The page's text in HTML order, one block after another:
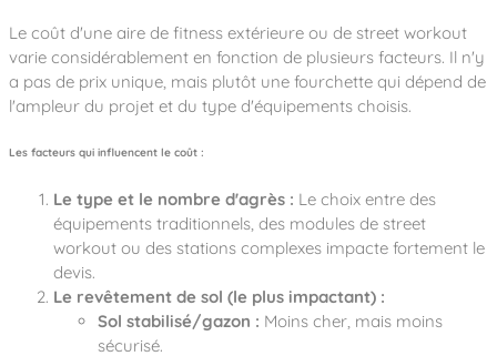
Le coût d'une aire de fitness extérieure ou de street workout
varie considérablement en fonction de plusieurs facteurs. Il n'y
a pas de prix unique, mais plutôt une fourchette qui dépend de
l'ampleur du projet et du type d'équipements choisis.
Les facteurs qui influencent le coût :
Le type et le nombre d'agrès : Le choix entre des
équipements traditionnels, des modules de street
workout ou des stations complexes impacte fortement le
devis.
Le revêtement de sol (le plus impactant) :
Sol stabilisé/gazon : Moins cher, mais moins
sécurisé.